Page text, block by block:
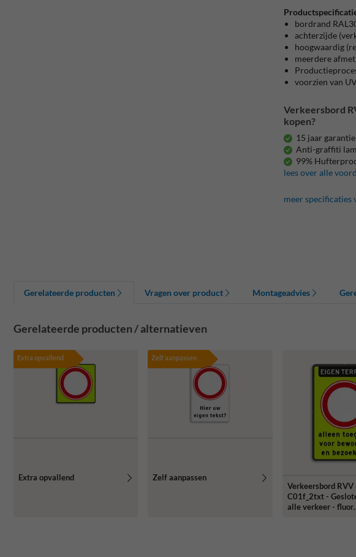
bordrand
achterzijde
hoogwaardig
meerdere
voorzien van
Verkeersbord
kopen?
15 jaar
Anti-graffiti
99%
lees over alle
meer specificaties
Gerelateerde producten Vragen over product Montageadvies
Gerelateerde producten / alternatieven
Extra opvallend
Extra opvallend
Zelf aanpassen
Zelf aanpassen
Verkeersbord RVV
C01f_2txt -
alle verkeer - fluor